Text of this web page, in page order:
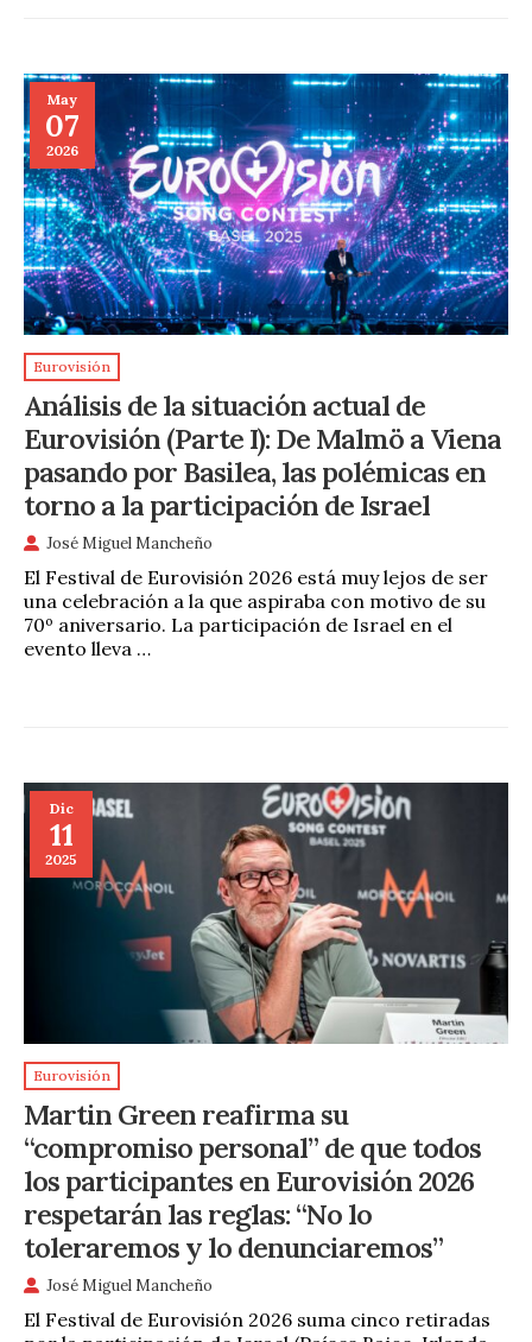
May
07
2026
Eurovisión
Análisis de la situación actual de
Eurovisión (Parte I): De Malmö a Viena
pasando por Basilea, las polémicas en
torno a la participación de Israel
José Miguel Mancheño
El Festival de Eurovisión 2026 está muy lejos de ser
una celebración a la que aspiraba con motivo de su
70º aniversario. La participación de Israel en el
evento lleva …
Dic
11
2025
Eurovisión
Martin Green reafirma su
“compromiso personal” de que todos
los participantes en Eurovisión 2026
respetarán las reglas: “No lo
toleraremos y lo denunciaremos”
José Miguel Mancheño
El Festival de Eurovisión 2026 suma cinco retiradas